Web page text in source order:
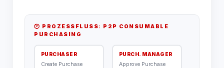
🕐 PROZESSFLUSS: P2P CONSUMABLE
PURCHASING
PURCHASER
Create Purchase
PURCH. MANAGER
Approve Purchase